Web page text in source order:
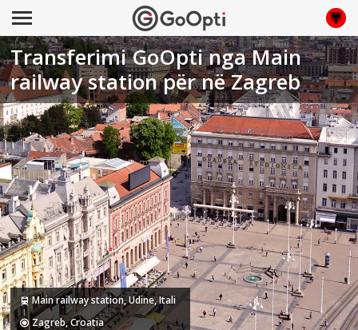
Transferimi GoOpti nga Main
railway station për në Zagreb
Main railway station, Udine, Itali
Zagreb, Croatia